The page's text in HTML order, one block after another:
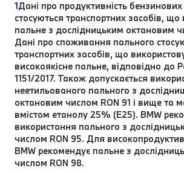
1Дані про продуктивність бензинових
стосуються транспортних засобів,
пальне з дослідницьким октановим
Дані про споживання пального
транспортних засобів, що
високоякісне пальне, відповідно до
1151/2017. Також допускається
неетильованого пального з
октановим числом RON 91 і вище та
вмістом етанолу 25% (E25). BMW
використання пального з
числом RON 95. Для
BMW рекомендує пальне з
числом RON 98.